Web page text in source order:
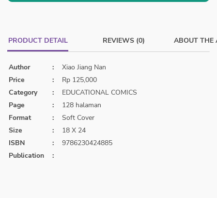
PRODUCT DETAIL REVIEWS (0) ABOUT THE
Author :
Xiao Jiang Nan
Price
:
Rp 125,000
Category
:
EDUCATIONAL COMICS
Page
:
128 halaman
Format
:
Soft Cover
Size
:
18 X 24
ISBN
:
9786230424885
Publication
: